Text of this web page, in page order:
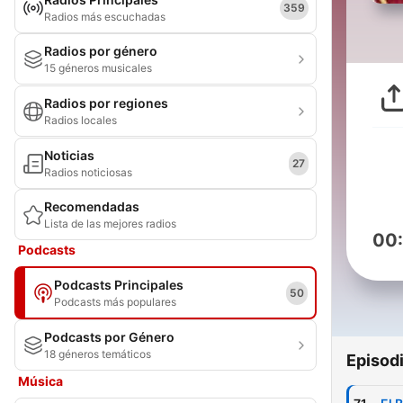
Radios más escuchadas
359
Radios por género
15 géneros musicales
Radios por regiones
Radios locales
Noticias
Radios noticiosas
27
Recomendadas
Lista de las mejores radios
Podcasts
Podcasts Principales
Podcasts más populares
50
Podcasts por Género
18 géneros temáticos
Música